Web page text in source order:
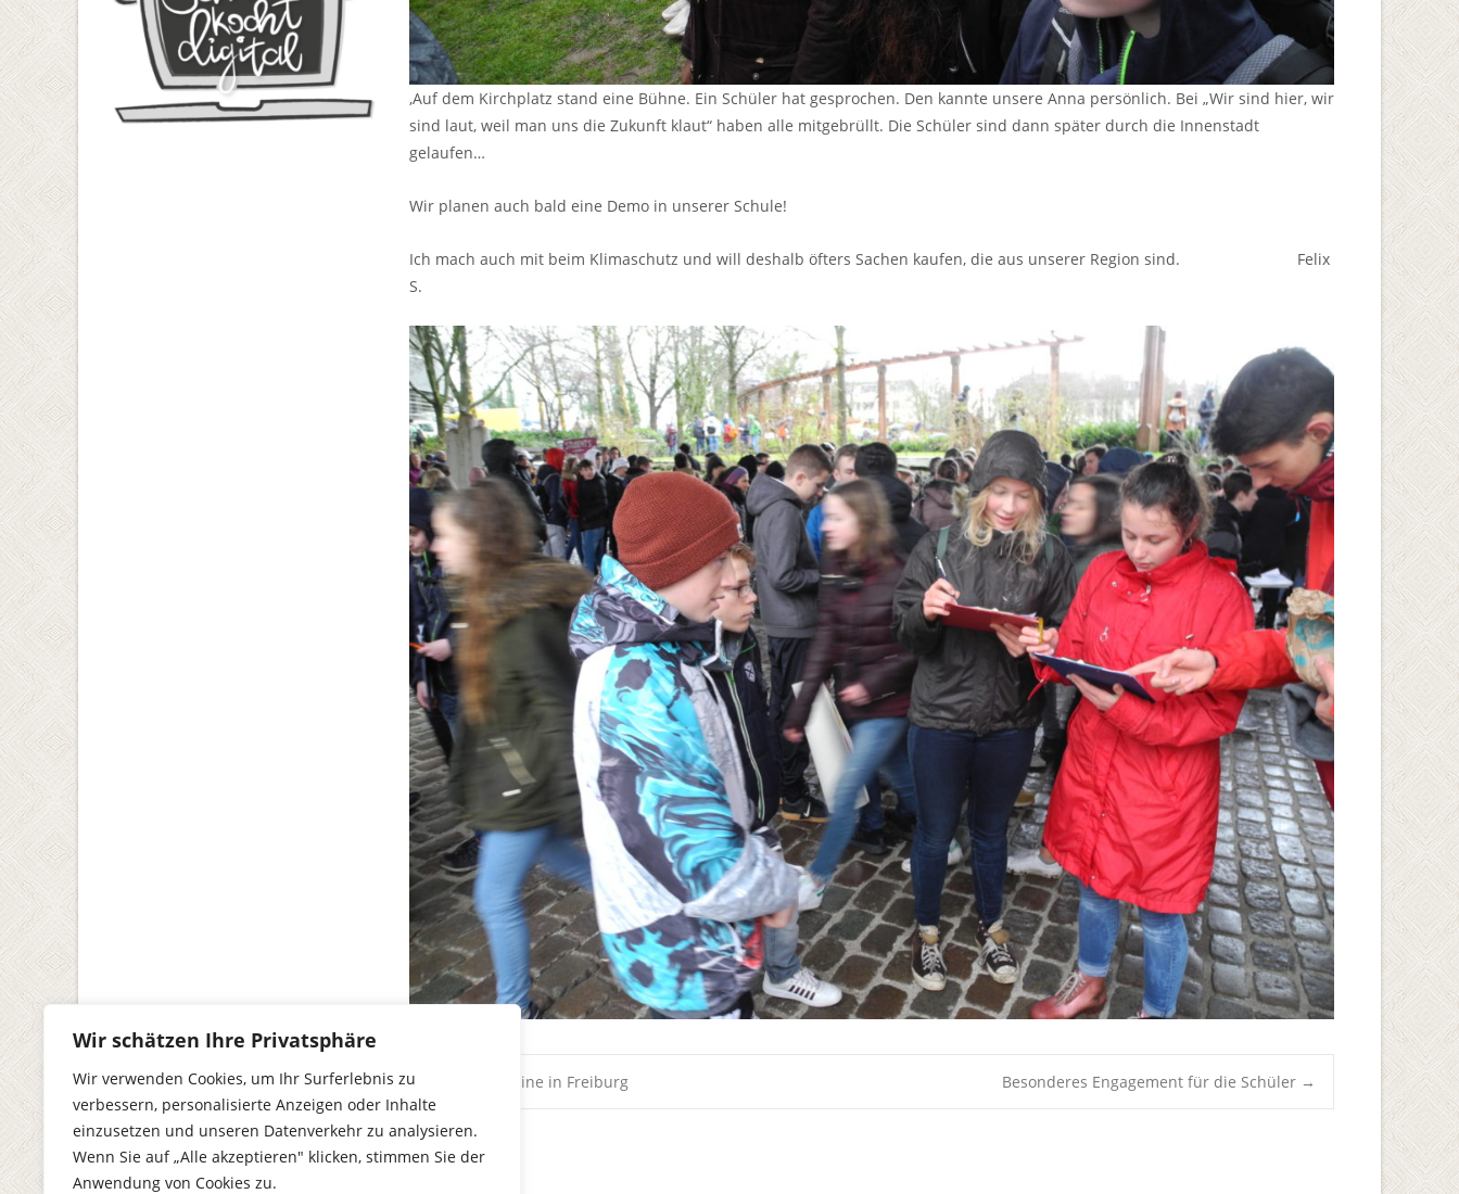
Wir schätzen Ihre Privatsphäre
Wir verwenden Cookies, um Ihr Surferlebnis zu
verbessern, personalisierte Anzeigen oder Inhalte
einzusetzen und unseren Datenverkehr zu analysieren.
Wenn Sie auf „Alle akzeptieren" klicken, stimmen Sie der
Anwendung von Cookies zu.
,Auf dem Kirchplatz stand eine Bühne. Ein Schüler hat gesprochen. Den kannte unsere Anna persönlich. Bei „Wir sind hier, wir
sind laut, weil man uns die Zukunft klaut“ haben alle mitgebrüllt. Die Schüler sind dann später durch die Innenstadt
gelaufen…
Wir planen auch bald eine Demo in unserer Schule!
Ich mach auch mit beim Klimaschutz und will deshalb öfters Sachen kaufen, die aus unserer Region sind. Felix
S.
Post
navigation
Stolpersteine in Freiburg Besonderes Engagement für die Schüler →